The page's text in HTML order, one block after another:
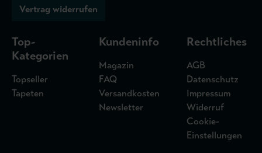
Vertrag widerrufen
Top-
Kategorien
Topseller
Tapeten
Kundeninfo
Magazin
FAQ
Versandkosten
Newsletter
Rechtliches
AGB
Datenschutz
Impressum
Widerruf
Cookie-
Einstellungen